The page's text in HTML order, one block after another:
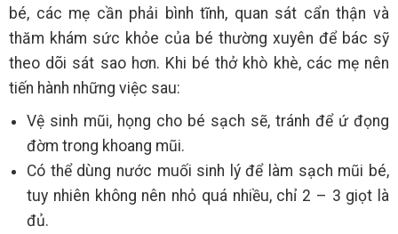
bé, các mẹ cần phải bình tĩnh, quan sát cẩn thận và
thăm khám sức khỏe của bé thường xuyên để bác sỹ
theo dõi sát sao hơn. Khi bé thở khò khè, các mẹ nên
tiến hành những việc sau:
Vệ sinh mũi, họng cho bé sạch sẽ, tránh để ứ đọng
đờm trong khoang mũi.
Có thể dùng nước muối sinh lý để làm sạch mũi bé,
tuy nhiên không nên nhỏ quá nhiều, chỉ 2 – 3 giọt là
đủ.